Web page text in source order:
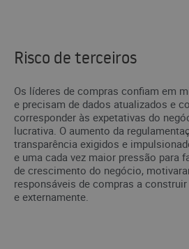
Risco de terceiros
Os líderes de compras confiam em
e precisam de dados atualizados e
corresponder às expetativas do
lucrativa. O aumento da
transparência exigidos e
e uma cada vez maior pressão para
de crescimento do negócio,
responsáveis de compras a
e externamente.